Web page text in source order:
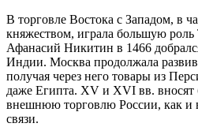
В торговле Востока с Западом, в
княжеством, играла большую роль
Афанасий Никитин в 1466
Индии. Москва продолжала
получая через него товары из
даже Египта. XV и XVI вв. вносят
внешнюю торговлю России, как и
связи.